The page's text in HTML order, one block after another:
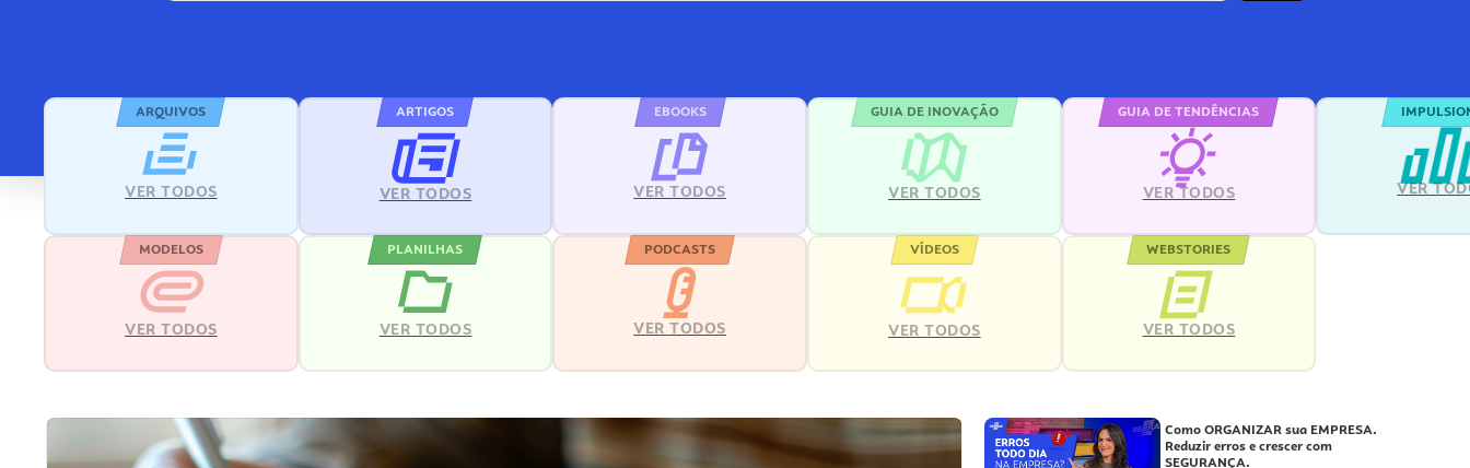
ARQUIVOS
VER TODOS
ARTIGOS
VER TODOS
EBOOKS
VER TODOS
GUIA DE INOVAÇÃO
VER TODOS
GUIA DE TENDÊNCIAS
VER TODOS VER
MODELOS
VER TODOS
PLANILHAS
VER TODOS
PODCASTS
VER TODOS
VÍDEOS
VER TODOS
WEBSTORIES
VER TODOS
Como ORGANIZAR sua EMPRESA.
Reduzir erros e crescer com
SEGURANÇA.